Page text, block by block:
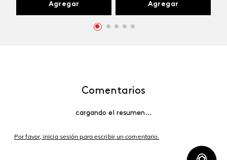
Agregar Agregar
Comentarios
cargando el resumen…
Por favor, inicia sesión para escribir un comentario.